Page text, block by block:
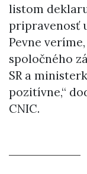
listom
pripravenosť
Pevne
spoločného
SR a
pozitívne,“
CNIC.